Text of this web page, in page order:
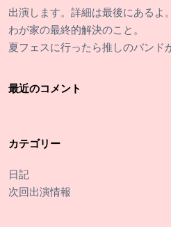
出演します。詳細は最後にあるよ。
わが家の最終的解決のこと。
夏フェスに行ったら推しのバンド
最近のコメント
カテゴリー
日記
次回出演情報